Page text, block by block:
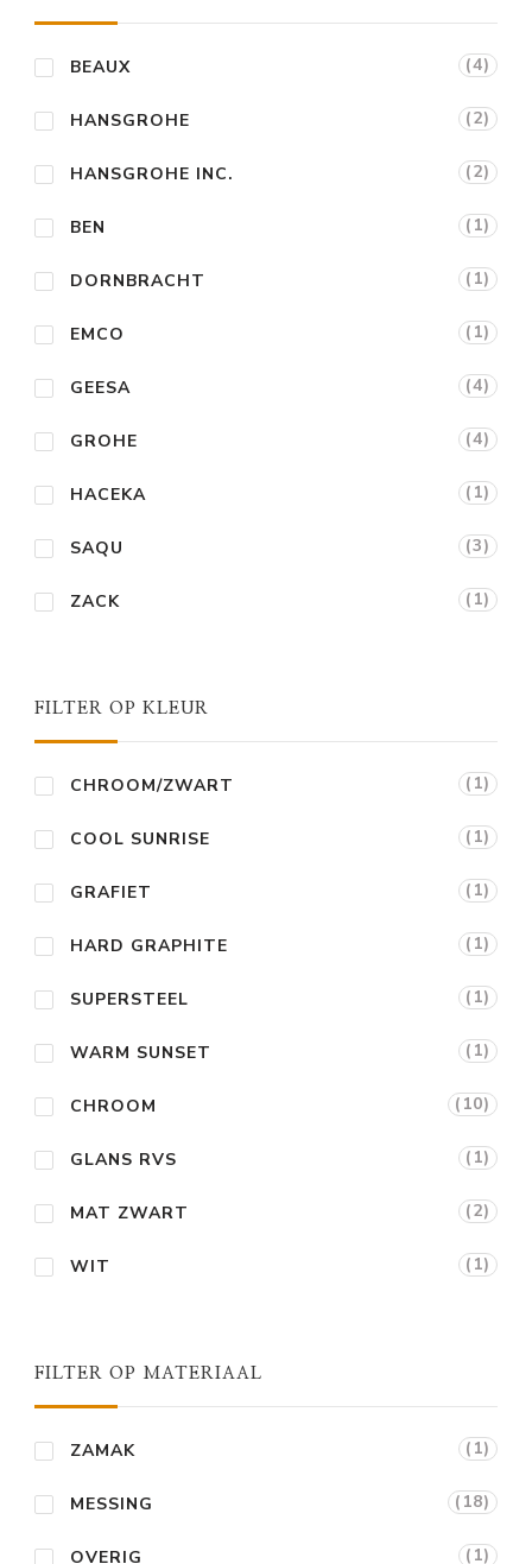
BEAUX (4)
HANSGROHE (2)
HANSGROHE INC. (2)
BEN (1)
DORNBRACHT (1)
EMCO (1)
GEESA (4)
GROHE (4)
HACEKA (1)
SAQU (3)
ZACK (1)
FILTER OP KLEUR
CHROOM/ZWART (1)
COOL SUNRISE (1)
GRAFIET (1)
HARD GRAPHITE (1)
SUPERSTEEL (1)
WARM SUNSET (1)
CHROOM (10)
GLANS RVS (1)
MAT ZWART (2)
WIT (1)
FILTER OP MATERIAAL
ZAMAK (1)
MESSING (18)
OVERIG (1)